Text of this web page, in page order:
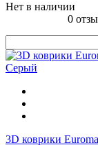
Нет в наличии
0
3D коврики